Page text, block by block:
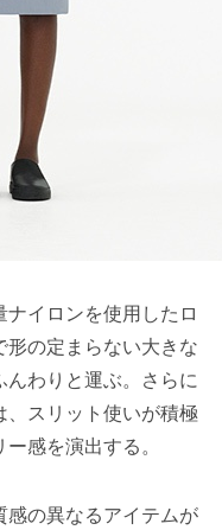
イロンを使用したロ
の定まらない大きな
わりと運ぶ。さらに
スリット使いが積極
感を演出する。
感の異なるアイテムが